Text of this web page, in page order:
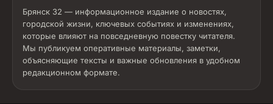
Брянск 32 — информационное издание о новостях,
городской жизни, ключевых событиях и изменениях,
которые влияют на повседневную повестку читателя.
Мы публикуем оперативные материалы, заметки,
объясняющие тексты и важные обновления в удобном
редакционном формате.